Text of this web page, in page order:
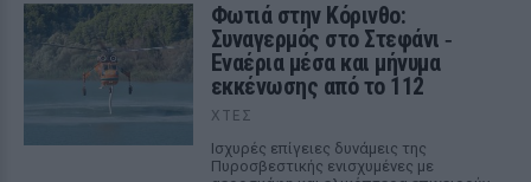
Φωτιά στην Κόρινθο:
Συναγερμός στο Στεφάνι ‑
Εναέρια μέσα και μήνυμα
εκκένωσης από το 112
ΧΤΕΣ
Ισχυρές επίγειες δυνάμεις της
Πυροσβεστικής ενισχυμένες με